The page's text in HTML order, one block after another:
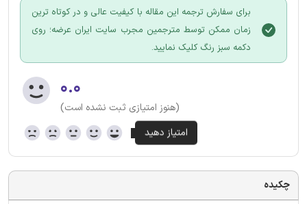
برای سفارش ترجمه این مقاله با کیفیت عالی و در کوتاه ترین
زمان ممکن توسط مترجمین مجرب سایت ایران عرضه؛ روی
دکمه سبز رنگ کلیک نمایید.
۰.۰
(هنوز امتیازی ثبت نشده است)
چکیده